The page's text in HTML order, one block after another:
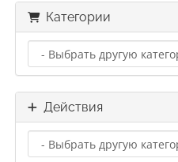
Категории
Действия